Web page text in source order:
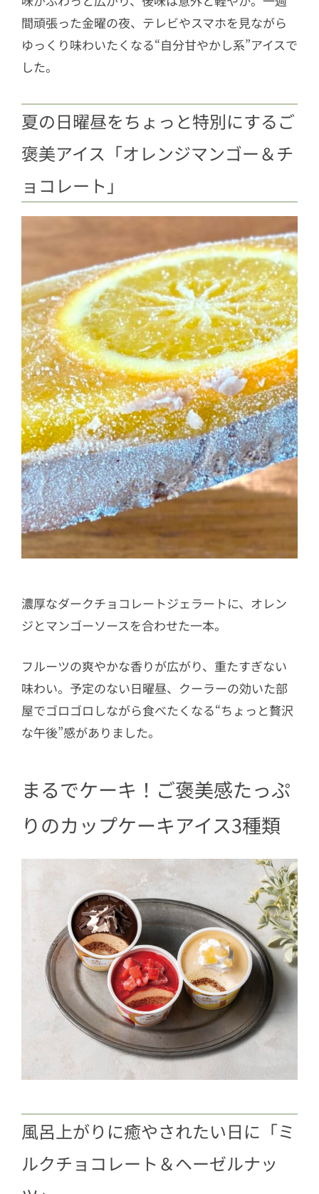
間頑張った金曜の夜、テレビやスマホを見ながら
ゆっくり味わいたくなる“自分甘やかし系”アイスで
した。
夏の日曜昼をちょっと特別にするご
褒美アイス「オレンジマンゴー＆チ
ョコレート」
濃厚なダークチョコレートジェラートに、オレン
ジとマンゴーソースを合わせた一本。
フルーツの爽やかな香りが広がり、重たすぎない
味わい。予定のない日曜昼、クーラーの効いた部
屋でゴロゴロしながら食べたくなる“ちょっと贅沢
な午後”感がありました。
まるでケーキ！ご褒美感たっぷ
りのカップケーキアイス3種類
風呂上がりに癒やされたい日に「ミ
ルクチョコレート＆ヘーゼルナッ